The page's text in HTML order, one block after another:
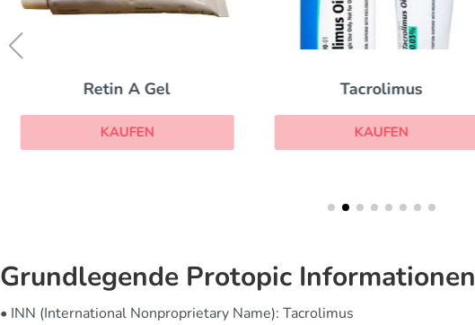
Retin A Gel
KAUFEN
Tacrolimus
KAUFEN
Grundlegende Protopic Informationen
• INN (International Nonproprietary Name): Tacrolimus